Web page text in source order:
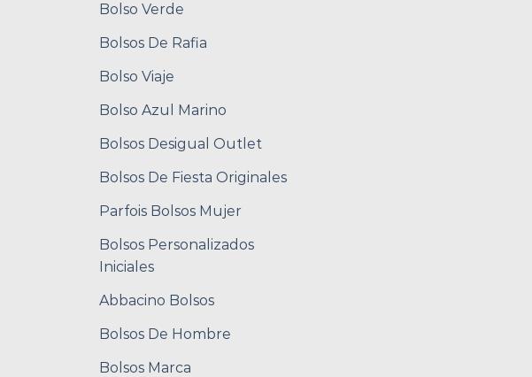
Bolso Verde
Bolsos De Rafia
Bolso Viaje
Bolso Azul Marino
Bolsos Desigual Outlet
Bolsos De Fiesta Originales
Parfois Bolsos Mujer
Bolsos Personalizados
Iniciales
Abbacino Bolsos
Bolsos De Hombre
Bolsos Marca